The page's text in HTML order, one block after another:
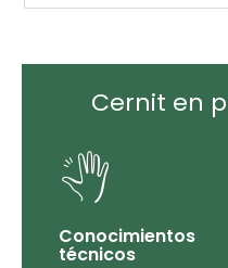
Cernit en
Conocimientos
técnicos